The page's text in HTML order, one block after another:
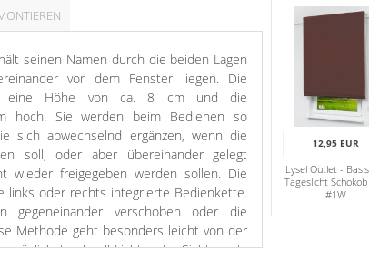
seinen Namen durch die beiden Lagen
vor dem Fenster liegen. Die
eine Höhe von ca. 8 cm und die
hoch. Sie werden beim Bedienen so
sich abwechselnd ergänzen, wenn die
soll, oder aber übereinander gelegt
wieder freigegeben werden sollen. Die
links oder rechts integrierte Bedienkette.
verschoben oder die
Methode geht besonders leicht von der
möglichst schnell Licht- oder Sichtschutz
12,95 EUR
Lysel Outlet -
Tageslicht
#1W